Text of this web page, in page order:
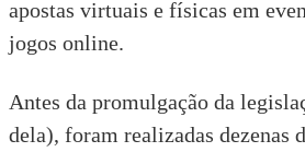
apostas virtuais e físicas em
jogos online.
Antes da promulgação da
dela), foram realizadas dezenas